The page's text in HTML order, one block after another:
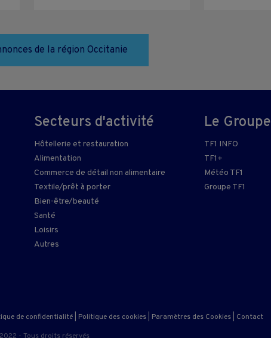
de la région Occitanie
Secteurs d'activité
Hôtellerie et restauration
Alimentation
Commerce de détail non alimentaire
Textile/prêt à porter
Bien-être/beauté
Santé
Loisirs
Autres
Le Groupe
TF1 INFO
TF1+
Météo TF1
Groupe TF1
de confidentialité Politique des cookies Paramètres des Cookies
Contact